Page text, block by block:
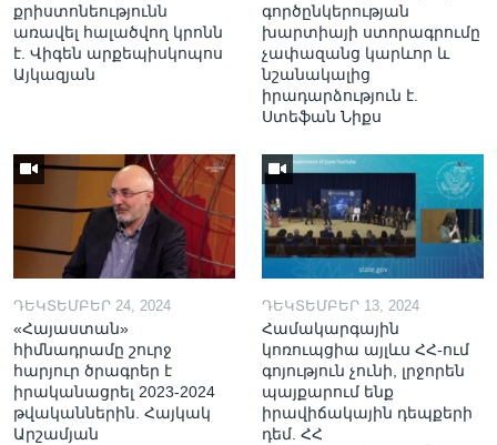
քրիստոնեությունն
առավել հալածվող կրոնն
է. Վիգեն արքեպիսկոպոս
Այկազյան
գործընկերության
խարտիայի ստորագրումը
չափազանց կարևոր և
նշանակալից
իրադարձություն է.
Ստեֆան Նիքս
ԴԵԿՏԵՄԲԵՐ 24, 2024
«Հայաստան»
հիմնադրամը շուրջ
հարյուր ծրագրեր է
իրականացրել 2023-2024
թվականներին. Հայկակ
Արշամյան
ԴԵԿՏԵՄԲԵՐ 13, 2024
Համակարգային
կոռուպցիա այլևս ՀՀ-ում
գոյություն չունի, լրջորեն
պայքարում ենք
իրավիճակային դեպքերի
դեմ. ՀՀ